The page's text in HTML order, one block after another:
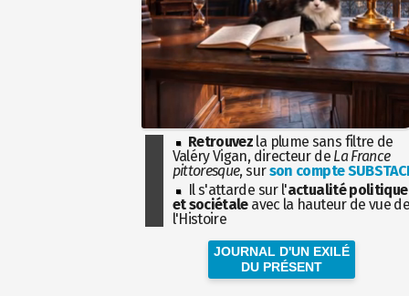
Retrouvez la plume sans filtre de
Valéry Vigan, directeur de La France
pittoresque, surson compte
Il s'attarde sur l'actualité politique
et sociétaleavec la hauteur de vue
l'Histoire
JOURNAL D'UN EXILÉ
DU PRÉSENT